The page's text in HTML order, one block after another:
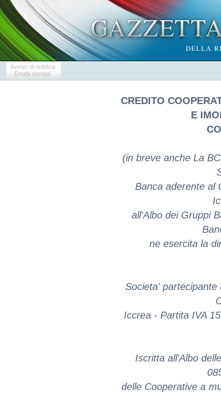
Avviso di rettifica
Errata corrige
CREDITO
E
(in breve anche La
Banca aderente al
all'Albo dei Gruppi
ne esercita la
Societa' partecipante
Iccrea - Partita IVA
Iscritta all'Albo
delle Cooperative a